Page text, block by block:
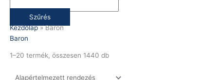
Szűrés
Kezdőlap»Baron
Baron
1–20 termék, összesen 1440 db